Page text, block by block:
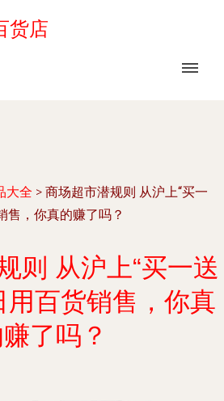
货店
大全 > 商场超市潜规则 从沪上“买一
售，你真的赚了吗？
则 从沪上“买一送
用百货销售，你真
了吗？